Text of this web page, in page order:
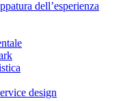
dell’esperienza
design